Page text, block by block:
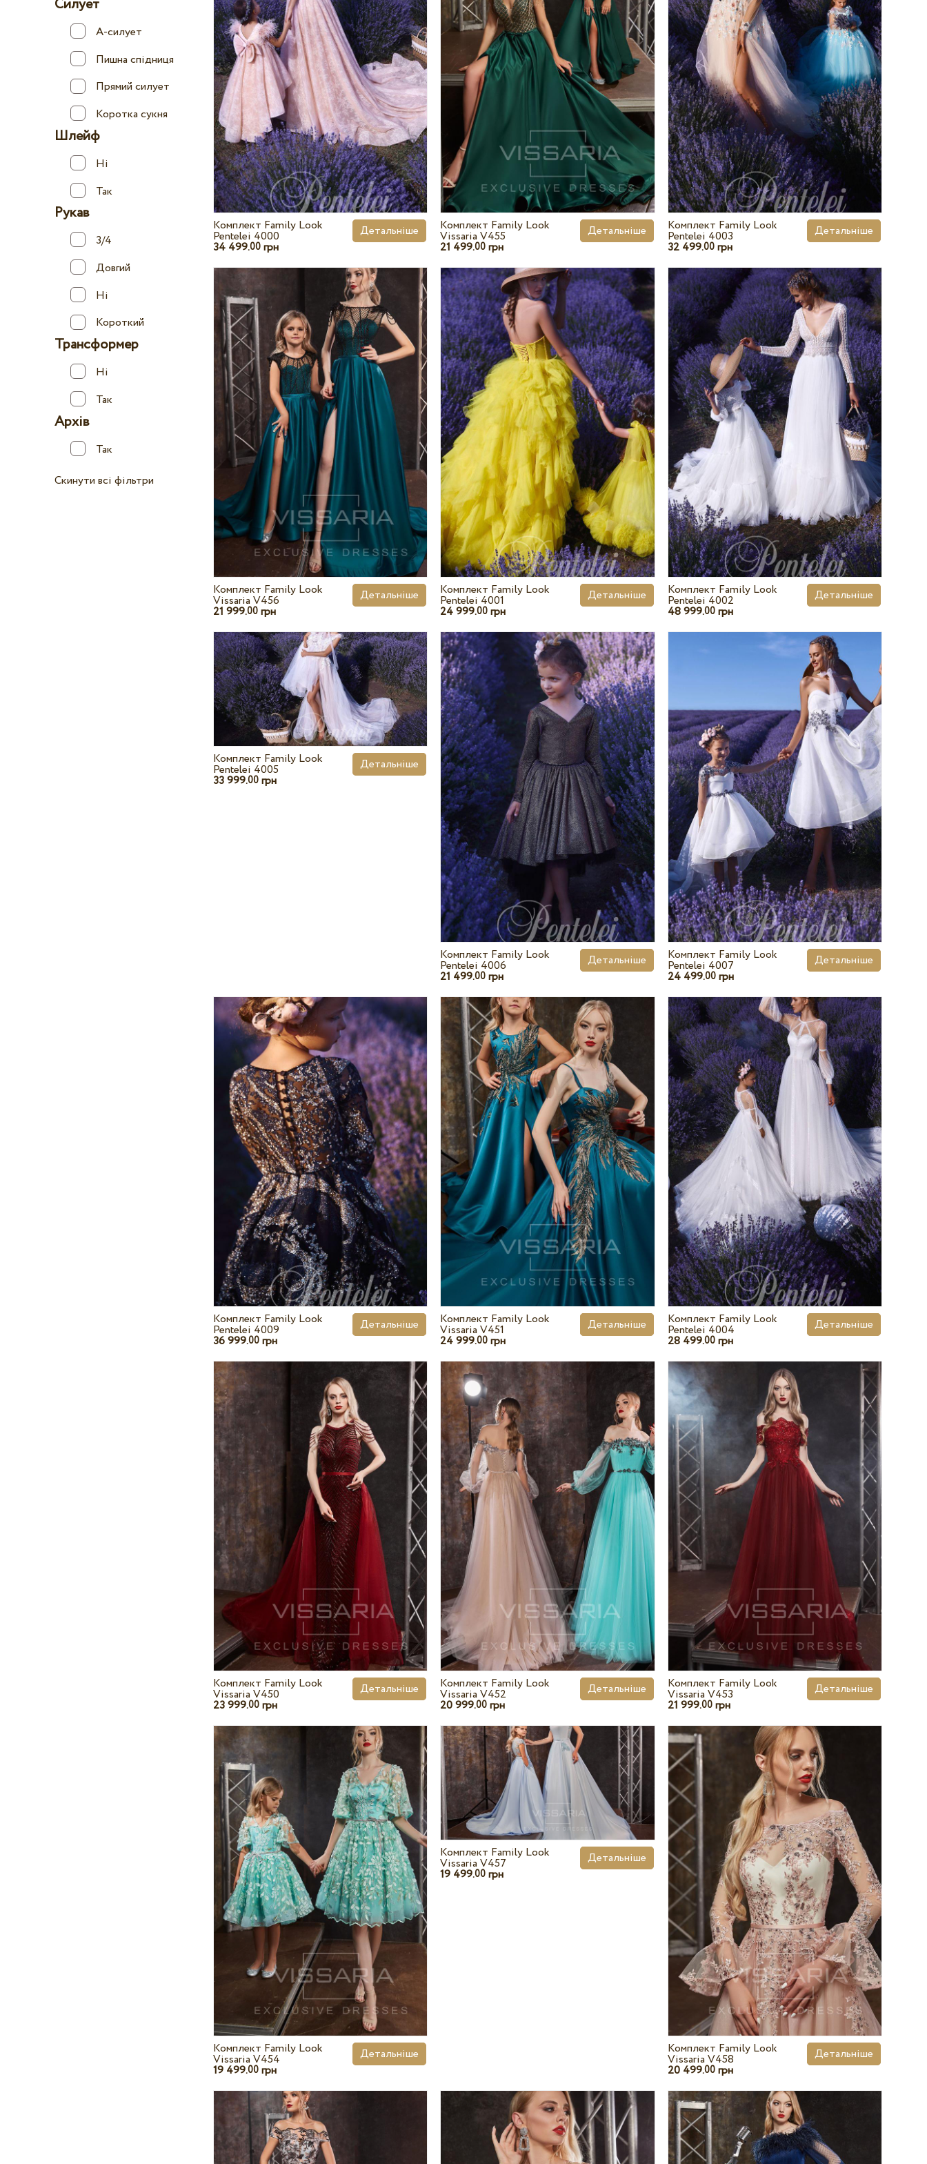
Силует
А-силует
Пишна спідниця
Прямий силует
Коротка сукня
Шлейф
Ні
Так
Рукав
3/4
Довгий
Ні
Короткий
Трансформер
Ні
Так
Архів
Так
Скинути всі фільтри
Комплект Family Look
Pentelei 4000
34 499.00 грн
Детальніше Комплект Family Look
Vissaria V455
21 499.00 грн
Детальніше Комплект Family Look
Pentelei 4003
32 499.00грн
Детальніше
Комплект Family Look
Vissaria V456
21 999.00 грн
Детальніше Комплект Family Look
Pentelei 4001
24 999.00 грн
Детальніше Комплект Family Look
Pentelei 4002
48 999.00грн
Детальніше
Комплект Family Look
Pentelei 4005
33 999.00 грн
Детальніше
Комплект Family Look
Pentelei 4006
21 499.00 грн
Детальніше Комплект Family Look
Pentelei 4007
24 499.00грн
Детальніше
Комплект Family Look
Pentelei 4009
36 999.00 грн
Детальніше Комплект Family Look
Vissaria V451
24 999.00 грн
Детальніше Комплект Family Look
Pentelei 4004
28 499.00грн
Детальніше
Комплект Family Look
Vissaria V450
23 999.00 грн
Детальніше Комплект Family Look
Vissaria V452
20 999.00 грн
Детальніше Комплект Family Look
Vissaria V453
21 999.00грн
Детальніше
Комплект Family Look
Vissaria V454
19 499.00 грн
Детальніше
Комплект Family Look
Vissaria V457
19 499.00 грн
Детальніше
Комплект Family Look
Vissaria V458
20 499.00грн
Детальніше